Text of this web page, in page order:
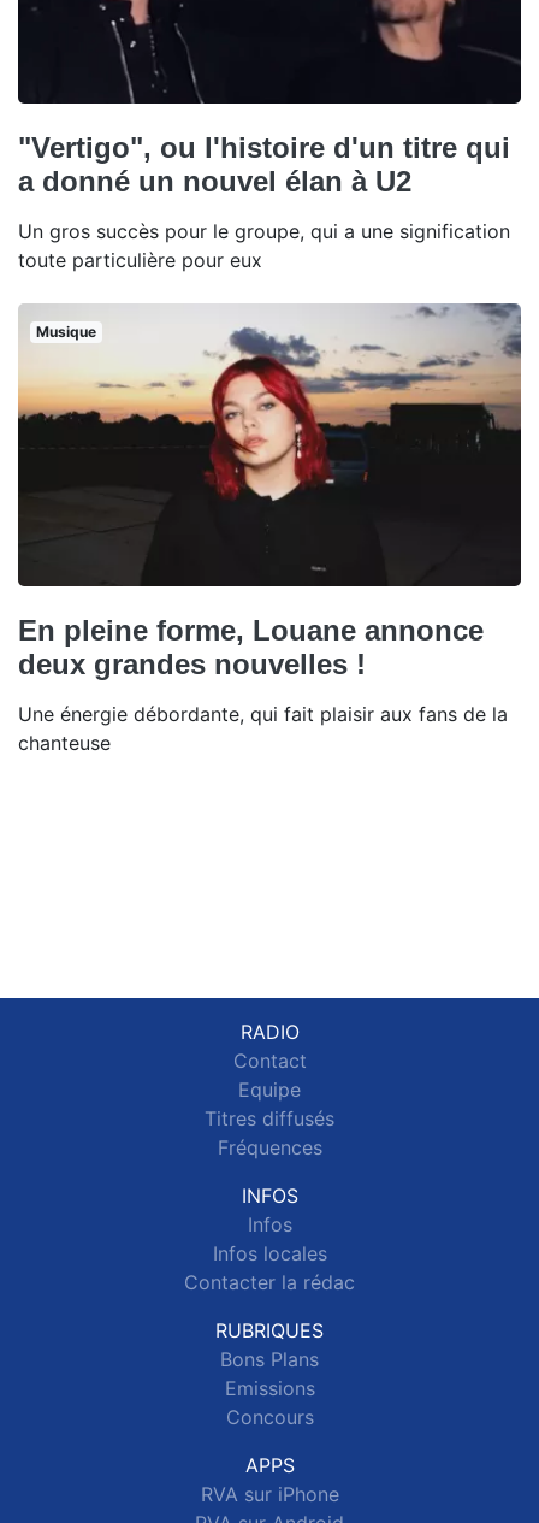
"Vertigo", ou l'histoire d'un titre qui
a donné un nouvel élan à U2
Un gros succès pour le groupe, qui a une signification
toute particulière pour eux
Musique
En pleine forme, Louane annonce
deux grandes nouvelles !
Une énergie débordante, qui fait plaisir aux fans de la
chanteuse
RADIO
Contact
Equipe
Titres diffusés
Fréquences
INFOS
Infos
Infos locales
Contacter la rédac
RUBRIQUES
Bons Plans
Emissions
Concours
APPS
RVA sur iPhone